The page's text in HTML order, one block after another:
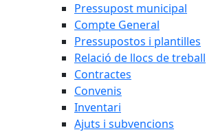
Pressupost municipal
Compte General
Pressupostos i plantilles
Relació de llocs de treball
Contractes
Convenis
Inventari
Ajuts i subvencions